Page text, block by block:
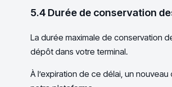
5.4 Durée de conservation
La durée maximale de conservation
dépôt dans votre terminal.
À l’expiration de ce délai, un